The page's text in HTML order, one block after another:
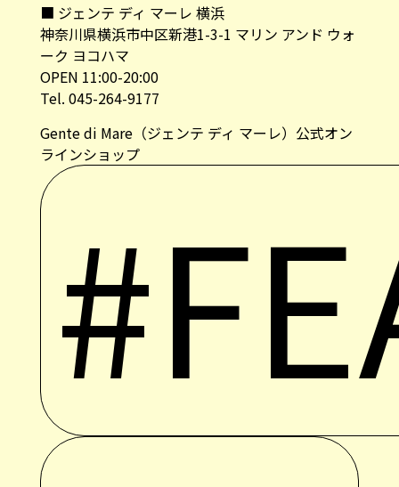
■ ジェンテ ディ マーレ 横浜
神奈川県横浜市中区新港1-3-1 マリン アンド ウォ
ーク ヨコハマ
OPEN 11:00-20:00
Tel. 045-264-9177
Gente di Mare（ジェンテ ディ マーレ）公式オン
ラインショップ